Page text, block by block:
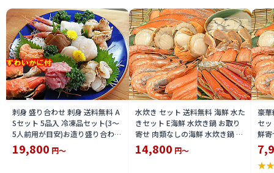
刺身 盛り合わせ 刺身 送料無料 A
Sセット 5品入 冷凍品セット(3〜
5人前用が目安)お造り盛り合わせ
刺身 セット +ずわいがに 2尾 付
刺身盛り合わせ+ズワイガニ 姿
19,800 円～
水炊き セット 送料無料 海鮮 水た
きセット E海鮮 水炊き鍋 お取り
寄せ 肉類なしの海鮮 水炊き鍋 具
セットみずたき 用 海鮮の具のみ
水炊きセット 送料無料 送料込 価
14,800 円～
豪
セ
鮮寄
材
セ
目安
★